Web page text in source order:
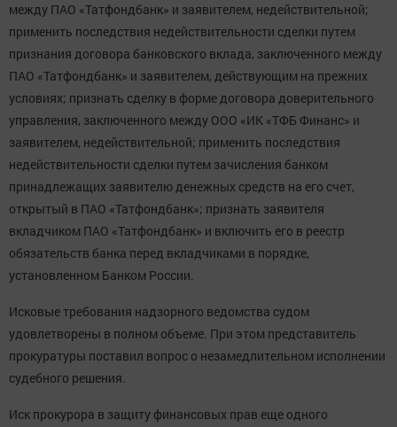
между ПАО «Татфондбанк» и заявителем, недействительной;
применить последствия недействительности сделки путем
признания договора банковского вклада, заключенного между
ПАО «Татфондбанк» и заявителем, действующим на прежних
условиях; признать сделку в форме договора доверительного
управления, заключенного между ООО «ИК «ТФБ Финанс» и
заявителем, недействительной; применить последствия
недействительности сделки путем зачисления банком
принадлежащих заявителю денежных средств на его счет,
открытый в ПАО «Татфондбанк»; признать заявителя
вкладчиком ПАО «Татфондбанк» и включить его в реестр
обязательств банка перед вкладчиками в порядке,
установленном Банком России.
Исковые требования надзорного ведомства судом
удовлетворены в полном объеме. При этом представитель
прокуратуры поставил вопрос о незамедлительном исполнении
судебного решения.
Иск прокурора в защиту финансовых прав еще одного